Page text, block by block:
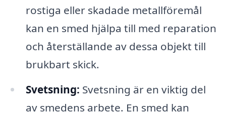
rostiga eller skadade metallföremål
kan en smed hjälpa till med reparation
och återställande av dessa objekt till
brukbart skick.
Svetsning: Svetsning är en viktig del
av smedens arbete. En smed kan